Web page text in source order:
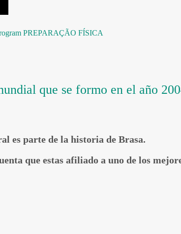
PREPARAÇÃO FÍSICA
que se formo en el año
es parte de la historia de Brasa.
que estas afiliado a uno de los